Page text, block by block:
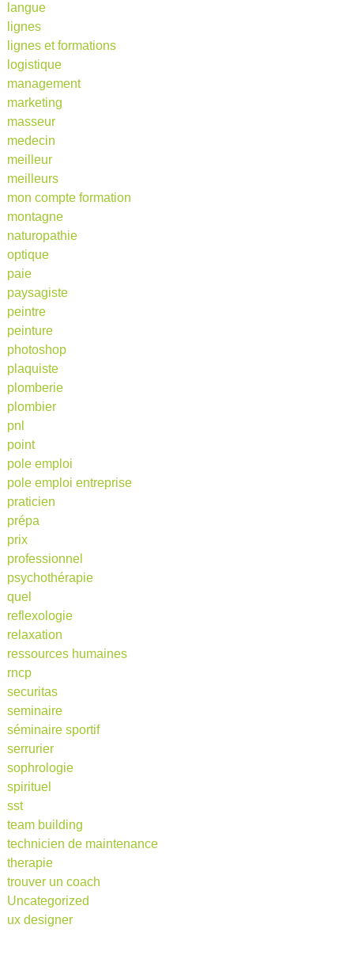
langue
lignes
lignes et formations
logistique
management
marketing
masseur
medecin
meilleur
meilleurs
mon compte formation
montagne
naturopathie
optique
paie
paysagiste
peintre
peinture
photoshop
plaquiste
plomberie
plombier
pnl
point
pole emploi
pole emploi entreprise
praticien
prépa
prix
professionnel
psychothérapie
quel
reflexologie
relaxation
ressources humaines
rncp
securitas
seminaire
séminaire sportif
serrurier
sophrologie
spirituel
sst
team building
technicien de maintenance
therapie
trouver un coach
Uncategorized
ux designer